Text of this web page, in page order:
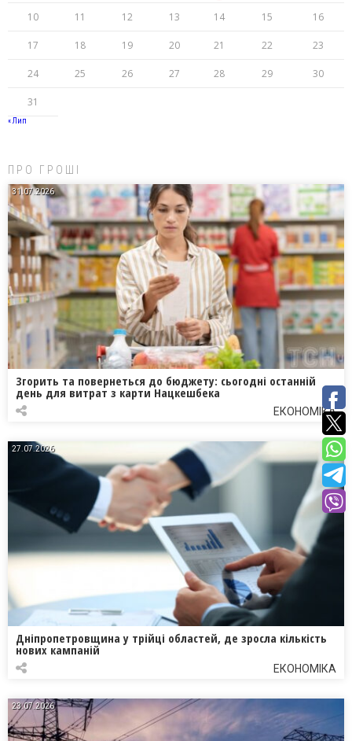
10 11 12 13 14 15 16
17 18 19 20 21 22 23
24 25 26 27 28 29 30
31
« Лип
ПРО ГРОШІ
31.07.2026
Згорить та повернеться до бюджету: сьогодні останній
день для витрат з карти Нацкешбека
ЕКОНОМІКА
27.07.2026
Дніпропетровщина у трійці областей, де зросла кількість
нових кампаній
ЕКОНОМІКА
23.07.2026